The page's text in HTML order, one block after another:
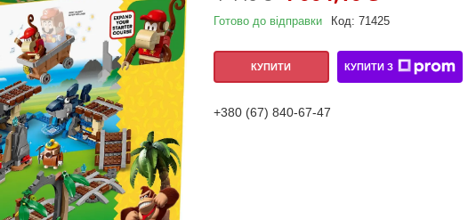
Готово до відправки Код: 71425
КУПИТИ КУПИТИ З
+380 (67) 840-67-47